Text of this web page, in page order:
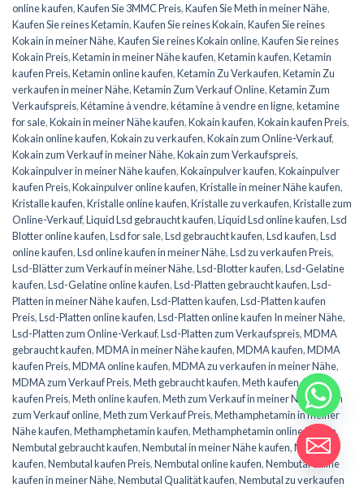
online kaufen,Kaufen Sie 3MMC Preis,Kaufen Sie Meth in meiner Nähe,
Kaufen Sie reines Ketamin,Kaufen Sie reines Kokain,Kaufen Sie reines
Kokain in meiner Nähe,Kaufen Sie reines Kokain online,Kaufen Sie reines
Kokain Preis,Ketamin in meiner Nähe kaufen,Ketamin kaufen,Ketamin
kaufen Preis,Ketamin online kaufen,Ketamin Zu Verkaufen,Ketamin Zu
verkaufen in meiner Nähe,Ketamin Zum Verkauf Online,Ketamin Zum
Verkaufspreis,Kétamine à vendre,kétamine à vendre en ligne,ketamine
for sale,Kokain in meiner Nähe kaufen,Kokain kaufen,Kokain kaufen Preis,
Kokain online kaufen,Kokain zu verkaufen,Kokain zum Online-Verkauf,
Kokain zum Verkauf in meiner Nähe,Kokain zum Verkaufspreis,
Kokainpulver in meiner Nähe kaufen,Kokainpulver kaufen,Kokainpulver
kaufen Preis,Kokainpulver online kaufen,Kristalle in meiner Nähe kaufen,
Kristalle kaufen,Kristalle online kaufen,Kristalle zu verkaufen,Kristalle zum
Online-Verkauf,Liquid Lsd gebraucht kaufen,Liquid Lsd online kaufen,Lsd
Blotter online kaufen,Lsd for sale,Lsd gebraucht kaufen,Lsd kaufen,Lsd
online kaufen,Lsd online kaufen in meiner Nähe,Lsd zu verkaufen Preis,
Lsd-Blätter zum Verkauf in meiner Nähe,Lsd-Blotter kaufen,Lsd-Gelatine
kaufen,Lsd-Gelatine online kaufen,Lsd-Platten gebraucht kaufen,Lsd-
Platten in meiner Nähe kaufen,Lsd-Platten kaufen,Lsd-Platten kaufen
Preis,Lsd-Platten online kaufen,Lsd-Platten online kaufen In meiner Nähe,
Lsd-Platten zum Online-Verkauf,Lsd-Platten zum Verkaufspreis,MDMA
gebraucht kaufen,MDMA in meiner Nähe kaufen,MDMA kaufen,MDMA
kaufen Preis,MDMA online kaufen,MDMA zu verkaufen in meiner Nähe,
MDMA zum Verkauf Preis,Meth gebraucht kaufen,Meth kaufen,Meth
kaufen Preis,Meth online kaufen,Meth zum Verkauf in meiner Nähe,Meth
zum Verkauf online,Meth zum Verkauf Preis,Methamphetamin in meiner
Nähe kaufen,Methamphetamin kaufen,Methamphetamin online kaufen,
Nembutal gebraucht kaufen,Nembutal in meiner Nähe kaufen,Nembutal
kaufen,Nembutal kaufen Preis,Nembutal online kaufen,Nembutal online
kaufen in meiner Nähe,Nembutal Qualität kaufen,Nembutal zu verkaufen